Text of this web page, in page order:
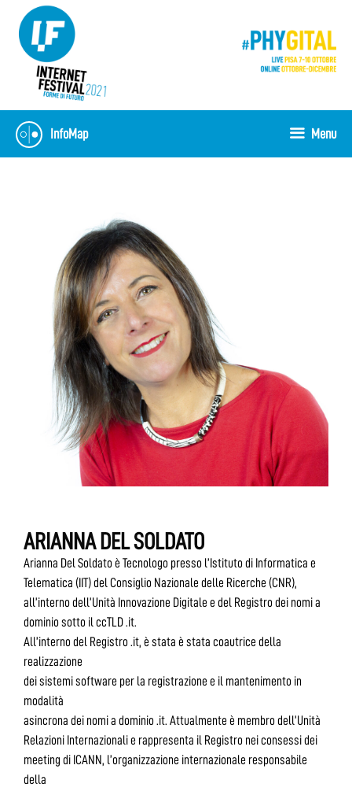
contenuto
InfoMap Menu
ARIANNA DEL SOLDATO
Arianna Del Soldato è Tecnologo presso l’Istituto di Informatica e
Telematica (IIT) del Consiglio Nazionale delle Ricerche (CNR),
all’interno dell’Unità Innovazione Digitale e del Registro dei nomi a
dominio sotto il ccTLD .it.
All’interno del Registro .it, è stata è stata coautrice della
realizzazione
dei sistemi software per la registrazione e il mantenimento in
modalità
asincrona dei nomi a dominio .it. Attualmente è membro dell’Unità
Relazioni Internazionali e rappresenta il Registro nei consessi dei
meeting di ICANN, l’organizzazione internazionale responsabile
della